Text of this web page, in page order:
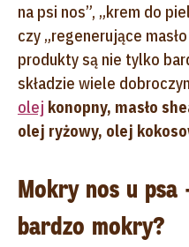
na psi nos”, „krem do
czy „regenerujące
produkty są nie tylko
składzie wiele
olej konopny, masło
olej ryżowy, olej
Mokry nos u
bardzo mokry?